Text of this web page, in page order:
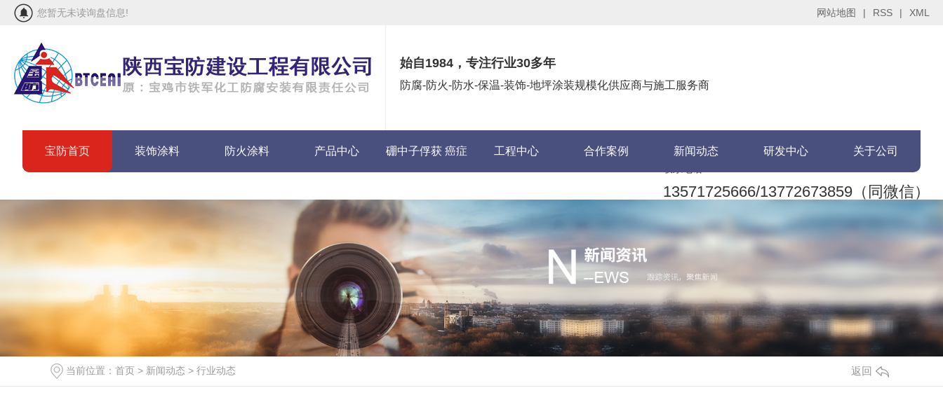
您暂无未读询盘信息! 网站地图 | RSS | XML
始自1984，专注行业30多年
防腐-防火-防水-保温-装饰-地坪涂装规模化供应商与施工服务商
13571725666/13772673859（同微信）
宝防首页 装饰涂料 防火涂料 产品中心 硼中子俘获 癌症 工程中心 合作案例 新闻动态 研发中心 关于公司
当前位置： 首页 > 新闻动态 > 行业动态 返回